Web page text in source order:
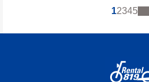
12345